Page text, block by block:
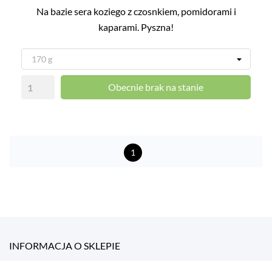
Na bazie sera koziego z czosnkiem, pomidorami i
kaparami. Pyszna!
Obecnie brak na stanie
1
INFORMACJA O SKLEPIE